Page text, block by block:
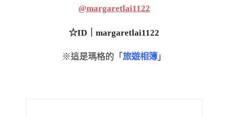
@margaretlai1122
☆ID｜margaretlai1122
※這是瑪格的「 旅遊相簿 」